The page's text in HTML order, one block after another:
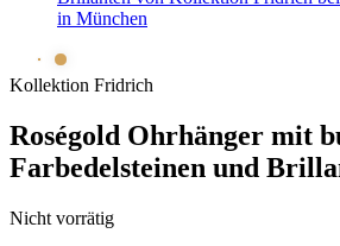
Kollektion Fridrich
Roségold Ohrhänger mit
Farbedelsteinen und
Nicht vorrätig